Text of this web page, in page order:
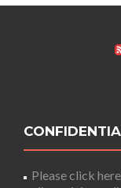
Please click